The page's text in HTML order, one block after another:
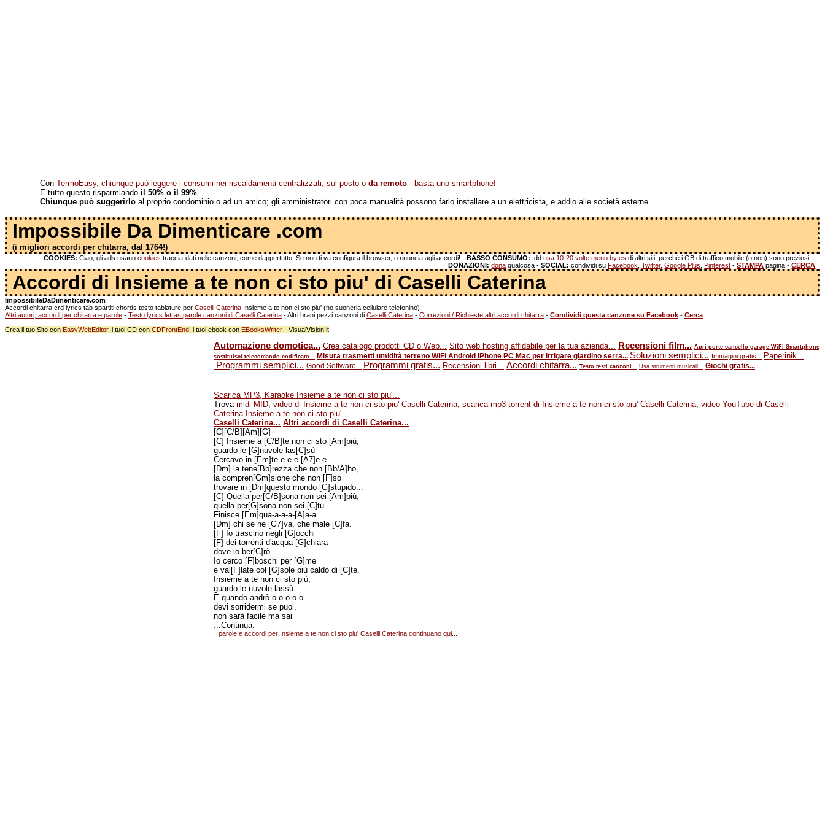
Con TermoEasy, chiunque può leggere i consumi nei riscaldamenti centralizzati, sul posto o da remoto - basta uno smartphone!
E tutto questo risparmiando il 50% o il 99%.
Chiunque può suggerirlo al proprio condominio o ad un amico; gli amministratori con poca manualità possono farlo installare a un elettricista, e addio alle società esterne.
Impossibile Da Dimenticare .com
(i migliori accordi per chitarra, dal 1764!)
COOKIES: Ciao, gli ads usanocookies traccia-dati nelle canzoni, come dappertutto. Se non ti va configura il browser, o rinuncia agli accordi! -BASSO CONSUMO: Iddusa 10-20 volte meno bytes di altri siti, perché i GB di traffico mobile (o non) sono preziosi! -
DONAZIONI: dona qualcosa -SOCIAL: condividi suFacebook ,Twitter,Google Plus ,Pinterest -STAMPA pagina -CERCA
Accordi di Insieme a te non ci sto piu' di Caselli Caterina
ImpossibileDaDimenticare.com
Accordi chitarra crd lyrics tab spartiti chords testo tablature per Caselli Caterina Insieme a te non ci sto piu' (no suoneria cellulare telefonino)
Altri autori, accordi per chitarra e parole - Testo lyrics letras parole canzoni di Caselli Caterina - Altri brani pezzi canzoni di Caselli Caterina - Correzioni / Richieste altri accordi chitarra - Condividi questa canzone su Facebook - Cerca
Crea il tuo Sito con EasyWebEditor, i tuoi CD con CDFrontEnd , i tuoi ebook con EBooksWriter - VisualVision.it
Automazione domotica... Crea catalogo prodotti CD o Web... Sito web hosting affidabile per la tua azienda... Recensioni film... Apri porte cancello garage WiFi Smartphone
sostituisci telecomando codificato... Misura trasmetti umidità terreno WiFi Android iPhone PC Mac per irrigare giardino serra... Soluzioni semplici... Immagini gratis... Paperinik...
Programmi semplici... Good Software... Programmi gratis... Recensioni libri... Accordi chitarra... Testo testi canzoni... Usa strumenti musicali... Giochi gratis...
Scarica MP3, Karaoke Insieme a te non ci sto piu'...
Trova midi MID, video di Insieme a te non ci sto piu' Caselli Caterina, scarica mp3 torrent di Insieme a te non ci sto piu' Caselli Caterina, video YouTube di Caselli
Caterina Insieme a te non ci sto piu'
Caselli Caterina... Altri accordi di Caselli Caterina...
[C][C/B][Am][G]
[C] Insieme a [C/B]te non ci sto [Am]più,
guardo le [G]nuvole las[C]sù
Cercavo in [Em]te-e-e-e-[A7]e-e
[Dm] la tene[Bb]rezza che non [Bb/A]ho,
la compren[Gm]sione che non [F]so
trovare in [Dm]questo mondo [G]stupido...
[C] Quella per[C/B]sona non sei [Am]più,
quella per[G]sona non sei [C]tu.
Finisce [Em]qua-a-a-a-[A]a-a
[Dm] chi se ne [G7]va, che male [C]fa.
[F] Io trascino negli [G]occhi
[F] dei torrenti d'acqua [G]chiara
dove io ber[C]rò.
Io cerco [F]boschi per [G]me
e val[F]late col [G]sole più caldo di [C]te.
Insieme a te non ci sto più,
guardo le nuvole lassù
E quando andrò-o-o-o-o-o
devi sorridermi se puoi,
non sarà facile ma sai
...Continua:
parole e accordi per Insieme a te non ci sto piu' Caselli Caterina continuano qui...